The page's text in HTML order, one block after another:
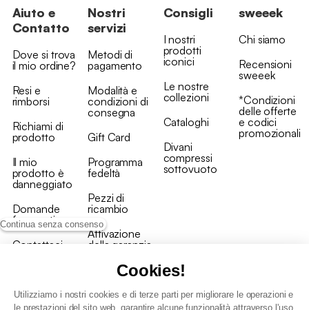
Continua senza consenso
Cookies!
Utilizziamo i nostri cookies e di terze parti per migliorare le operazioni e
le prestazioni del sito web, garantire alcune funzionalità attraverso l'uso
Aiuto e
Contatto
Dove si trova
il mio ordine?
Resi e
rimborsi
Richiami di
prodotto
Il mio
prodotto è
danneggiato
Domande
frequenti
Contattaci
Nostri
servizi
Metodi di
pagamento
Modalità e
condizioni di
consegna
Gift Card
Programma
fedeltà
Pezzi di
ricambio
Attivazione
della garanzia
Consigli
I nostri
prodotti
iconici
Le nostre
collezioni
Cataloghi
Divani
compressi
sottovuoto
sweeek
Chi siamo
Recensioni
sweeek
*Condizioni
delle offerte
e codici
promozionali